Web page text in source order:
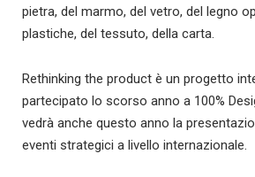
pietra, del marmo, del vetro, del legno
plastiche, del tessuto, della carta.
Rethinking the product è un progetto
partecipato lo scorso anno a 100%
vedrà anche questo anno la
eventi strategici a livello internazionale.